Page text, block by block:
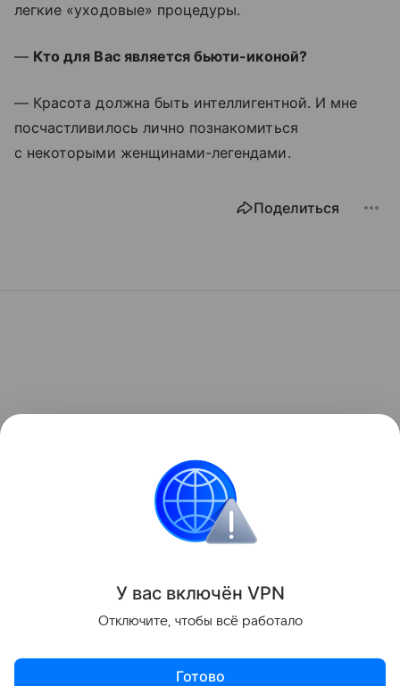
легкие «уходовые» процедуры.
— Кто для Вас является бьюти-иконой?
— Красота должна быть интеллигентной. И мне
посчастливилось лично познакомиться
с некоторыми женщинами-легендами.
Поделиться
У вас включён VPN
Отключите, чтобы всё работало
Готово